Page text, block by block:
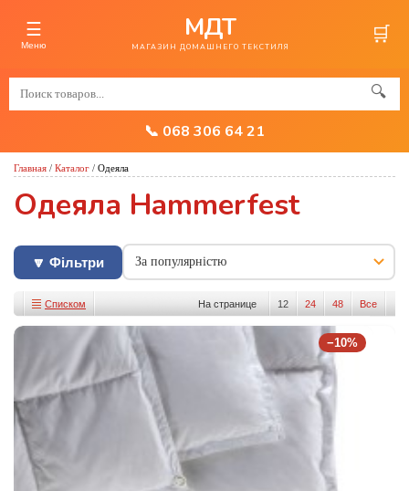
☰
Меню
МДТ
МАГАЗИН ДОМАШНЕГО ТЕКСТИЛЯ 🛒
🔍
📞 068 306 64 21
Главная / Каталог / Одеяла
Одеяла Hammerfest
🔽 Фільтри
На странице 12 24 48 Все
Списком
Изображениями
−10%